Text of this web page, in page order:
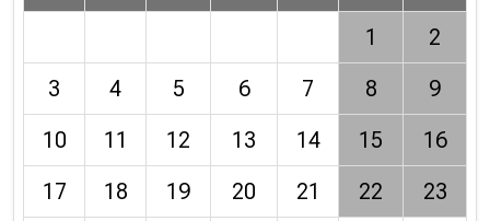
1
2
3
4 5 6 7 8
9
10
11 12 13 14 15
16
17
18 19 20 21 22
23